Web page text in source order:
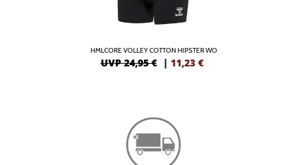
HMLCORE VOLLEY COTTON HIPSTER WO
UVP 24,95 € | 11,23 €